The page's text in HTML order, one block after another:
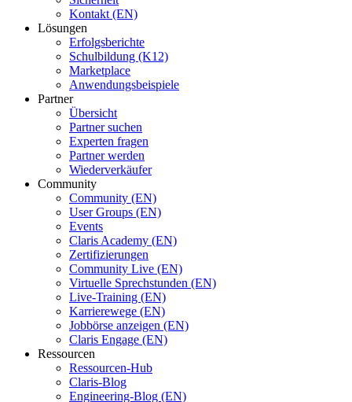
Kontakt (EN)
Lösungen
Erfolgsberichte
Schulbildung (K12)
Marketplace
Anwendungsbeispiele
Partner
Übersicht
Partner suchen
Experten fragen
Partner werden
Wiederverkäufer
Community
Community (EN)
User Groups (EN)
Events
Claris Academy (EN)
Zertifizierungen
Community Live (EN)
Virtuelle Sprechstunden (EN)
Live-Training (EN)
Karrierewege (EN)
Jobbörse anzeigen (EN)
Claris Engage (EN)
Ressourcen
Ressourcen-Hub
Claris-Blog
Engineering-Blog (EN)